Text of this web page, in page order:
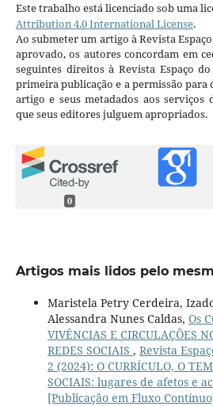
Este trabalho está licenciado sob uma
Attribution 4.0 International License.
Ao submeter um artigo à Revista
aprovado, os autores concordam em
seguintes direitos à Revista Espaço
primeira publicação e a permissão para
artigo e seus metadados aos serviços
que seus editores julguem apropriados.
0
Artigos mais lidos pelo
Maristela Petry Cerdeira,
Alessandra Nunes Caldas, Os
VIVÊNCIAS E CIRCULAÇÕES
REDES SOCIAIS , Revista
2 (2024): O CURRÍCULO, O
SOCIAIS: lugares de afetos e
[Publicação em Fluxo